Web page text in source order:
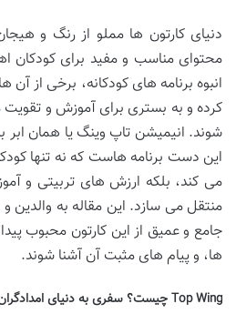
دنیای کارتون ها مملو از رنگ و
محتوای مناسب و مفید برای کودکان
انبوه برنامه های کودکانه، برخی از
کرده و به بستری برای آموزش و
شوند. انیمیشن تاپ وینگ یا همان ابر
این دست برنامه هاست که نه تنها
می کند، بلکه ارزش های تربیتی و
منتقل می سازد. این مقاله به والدین
جامع و عمیق از این کارتون محبوب
ها، و پیام های مثبت آن آشنا شوند.
Top Wing چیست؟ سفری به دنیای امدادگران پرنده